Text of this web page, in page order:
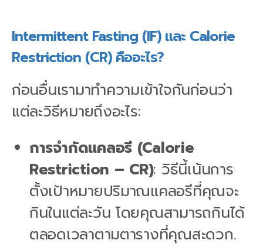
Intermittent Fasting (IF) และ Calorie
Restriction (CR) คืออะไร?
ก่อนอื่นเรามาทำความเข้าใจกันก่อนว่า
แต่ละวิธีหมายถึงอะไร:
การจำกัดแคลอรี (Calorie
Restriction – CR): วิธีนี้เน้นการ
ตั้งเป้าหมายปริมาณแคลอรีที่คุณจะ
กินในแต่ละวัน โดยคุณสามารถกินได้
ตลอดเวลาตามตารางที่คุณสะดวก.